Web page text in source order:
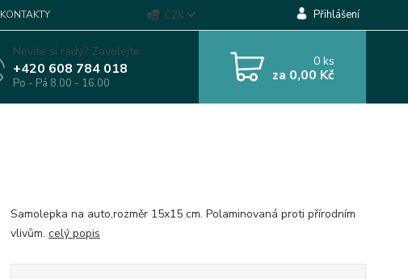
KONTAKTY CZK Přihlášení
Nevíte si rady? Zavolejte.
+420 608 784 018
Po - Pá 8.00 - 16.00
0ks
za 0,00 Kč
Samolepka na auto,rozměr 15x15 cm. Polaminovaná proti přírodním
vlivům. celý popis